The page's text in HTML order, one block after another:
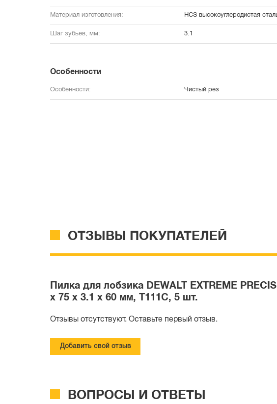
Материал изготовления: HCS высокоуглеродистая
Шаг зубьев, мм: 3.1
Особенности
Особенности: Чистый рез
ОТЗЫВЫ ПОКУПАТЕЛЕЙ
Пилка для лобзика DEWALT EXTREME
x 75 x 3.1 x 60 мм, T111C, 5 шт.
Отзывы отсутствуют. Оставьте первый отзыв.
Добавить свой отзыв
ВОПРОСЫ И ОТВЕТЫ